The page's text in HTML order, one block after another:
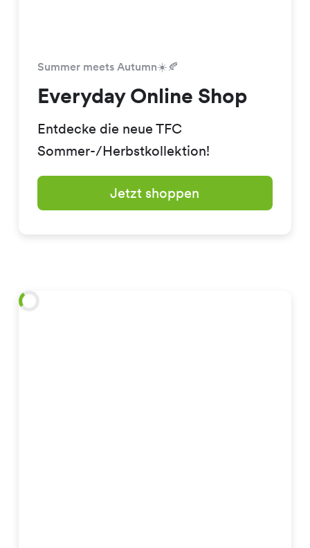
Summer meets Autumn☀️🍂
Everyday Online Shop
Entdecke die neue TFC
Sommer-/Herbstkollektion!
Jetzt shoppen